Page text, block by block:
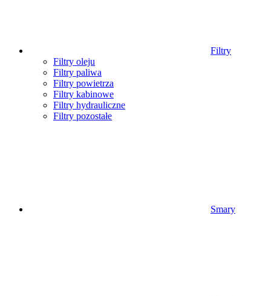
Filtry
Filtry oleju
Filtry paliwa
Filtry powietrza
Filtry kabinowe
Filtry hydrauliczne
Filtry pozostałe
Smary